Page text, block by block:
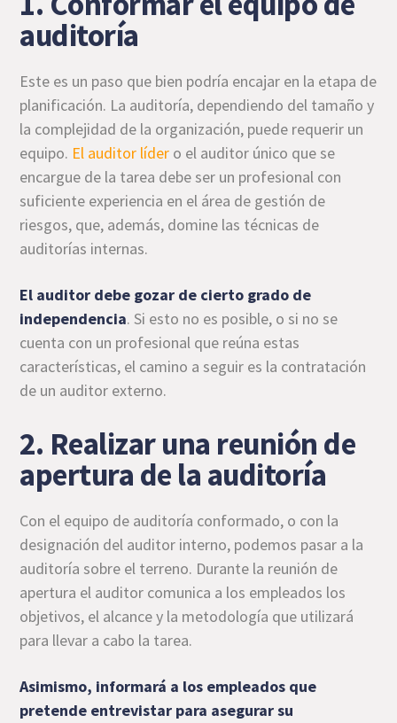
auditoría
Este es un paso que bien podría encajar en la etapa de
planificación. La auditoría, dependiendo del tamaño y
la complejidad de la organización, puede requerir un
equipo. El auditor líder o el auditor único que se
encargue de la tarea debe ser un profesional con
suficiente experiencia en el área de gestión de
riesgos, que, además, domine las técnicas de
auditorías internas.
El auditor debe gozar de cierto grado de
independencia. Si esto no es posible, o si no se
cuenta con un profesional que reúna estas
características, el camino a seguir es la contratación
de un auditor externo.
2. Realizar una reunión de
apertura de la auditoría
Con el equipo de auditoría conformado, o con la
designación del auditor interno, podemos pasar a la
auditoría sobre el terreno. Durante la reunión de
apertura el auditor comunica a los empleados los
objetivos, el alcance y la metodología que utilizará
para llevar a cabo la tarea.
Asimismo, informará a los empleados que
pretende entrevistar para asegurar su